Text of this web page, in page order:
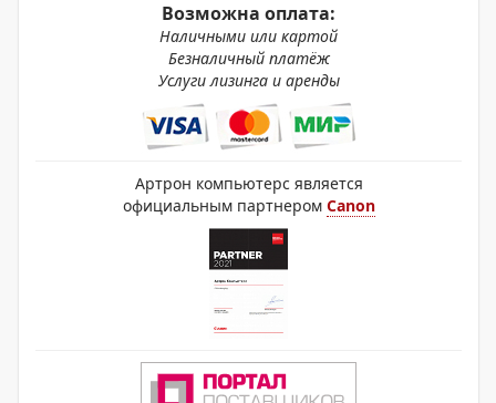
Возможна оплата:
Наличными или картой
Безналичный платёж
Услуги лизинга и аренды
Артрон компьютерс является
официальным партнером Canon